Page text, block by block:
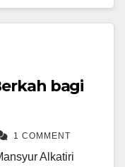
bagi
1 COMMENT
Alkatiri